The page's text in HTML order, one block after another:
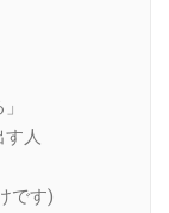
人
です)